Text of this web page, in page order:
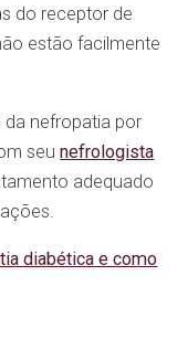
do receptor de
estão facilmente
nefropatia por
seunefrologista
adequado
diabética e como